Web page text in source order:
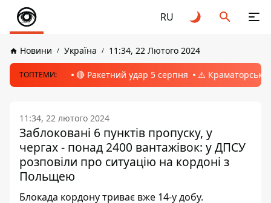
RU
Новини Україна 11:34, 22 Лютого 2024
ТОПТЕМИ: 🔴 Ракетний удар 5 серпня ⚠️ Краматорськ,
11:34, 22 лютого 2024
Заблоковані 6 пунктів пропуску, у
чергах - понад 2400 вантажівок: у ДПСУ
розповіли про ситуацію на кордоні з
Польщею
Блокада кордону триває вже 14-у добу.